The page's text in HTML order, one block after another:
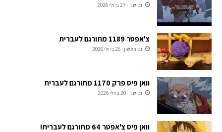
יום שני - 27 ביולי 2026
צ'אפטר 1189 מתורגם לעברית
יום ראשון - 26 ביולי 2026
וואן פיס פרק 1170 מתורגם לעברית
יום שני - 20 ביולי 2026
וואן פיס צ'אפטר 64 מתורגם לעברית!